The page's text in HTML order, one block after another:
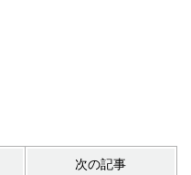
次の記事